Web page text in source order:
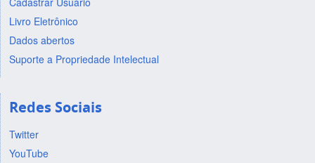
Livro Eletrônico
Dados abertos
Suporte a Propriedade Intelectual
Redes Sociais
Twitter
YouTube